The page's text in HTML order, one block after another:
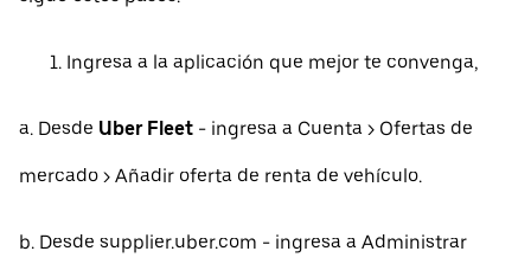
Ingresa a la aplicación que mejor te convenga,
a. Desde Uber Fleet - ingresa a Cuenta > Ofertas de
mercado > Añadir oferta de renta de vehículo.
b. Desde supplier.uber.com - ingresa a Administrar